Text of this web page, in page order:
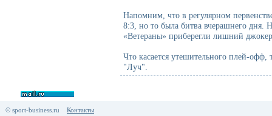
Напомним, что в регулярном
8:3, но то была битва вчерашнего
«Ветераны» приберегли лишний
Что касается утешительного плей-офф,
"Луч".
© sport-business.ru Контакты